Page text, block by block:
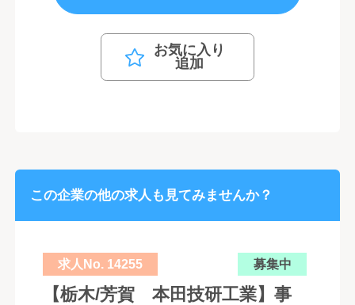
お気に入り
追加
この企業の他の求人も見てみませんか？
求人No. 14255 募集中
【栃木/芳賀 本田技研工業】事